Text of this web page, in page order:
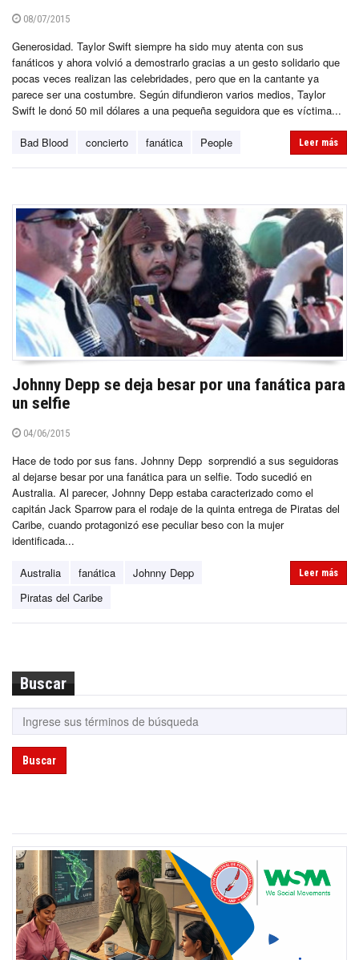
08/07/2015
Generosidad. Taylor Swift siempre ha sido muy atenta con sus
fanáticos y ahora volvió a demostrarlo gracias a un gesto solidario que
pocas veces realizan las celebridades, pero que en la cantante ya
parece ser una costumbre. Según difundieron varios medios, Taylor
Swift le donó 50 mil dólares a una pequeña seguidora que es víctima...
Bad Blood concierto fanática People Leer más
Johnny Depp se deja besar por una fanática para
un selfie
04/06/2015
Hace de todo por sus fans. Johnny Depp sorprendió a sus seguidoras
al dejarse besar por una fanática para un selfie. Todo sucedió en
Australia. Al parecer, Johnny Depp estaba caracterizado como el
capitán Jack Sparrow para el rodaje de la quinta entrega de Piratas del
Caribe, cuando protagonizó ese peculiar beso con la mujer
identificada...
Australia fanática
Johnny Depp
Piratas del Caribe
Leer más
Buscar
Buscar